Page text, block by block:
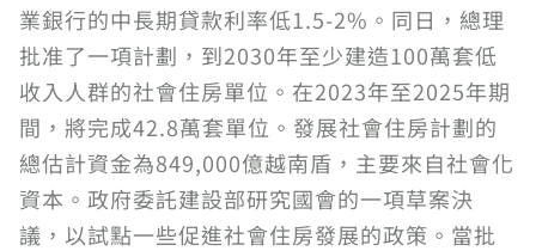
業銀行的中長期貸款利率低1.5-2%。同日，總理
批准了一項計劃，到2030年至少建造100萬套低
收入人群的社會住房單位。在2023年至2025年期
間，將完成42.8萬套單位。發展社會住房計劃的
總估計資金為849,000億越南盾，主要來自社會化
資本。政府委託建設部研究國會的一項草案決
議，以試點一些促進社會住房發展的政策。當批